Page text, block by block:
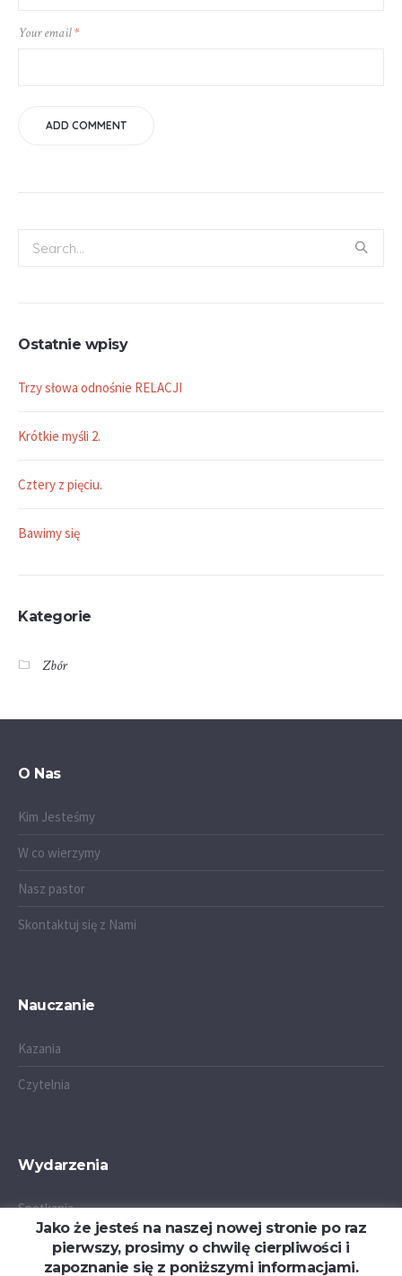
Your email*
Ostatnie wpisy
Trzy słowa odnośnie RELACJI
Krótkie myśli 2.
Cztery z pięciu.
Bawimy się
Kategorie
Zbór
O Nas
Kim Jesteśmy
W co wierzymy
Nasz pastor
Skontaktuj się z Nami
Nauczanie
Kazania
Czytelnia
Wydarzenia
Spotkania
Obozy
Jako że jesteś na naszej nowej stronie po raz
pierwszy, prosimy o chwilę cierpliwości i
zapoznanie się z poniższymi informacjami.